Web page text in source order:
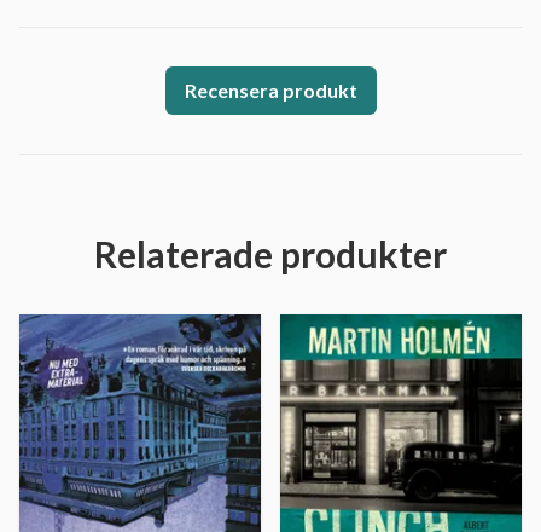
Recensera produkt
Relaterade produkter